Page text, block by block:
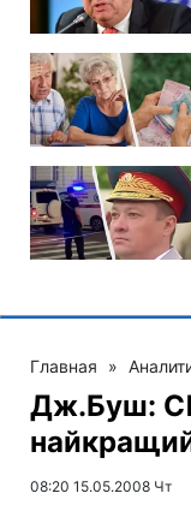
Главная »
Дж.Буш:
08:20 15.05.2008 Чт